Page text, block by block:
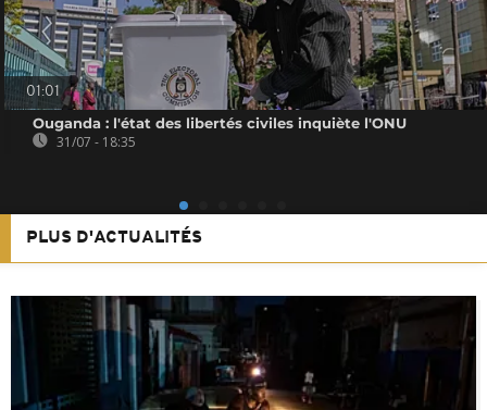
01:01
Ouganda : l'état des libertés civiles inquiète l'ONU
31/07 - 18:35
PLUS D'ACTUALITÉS